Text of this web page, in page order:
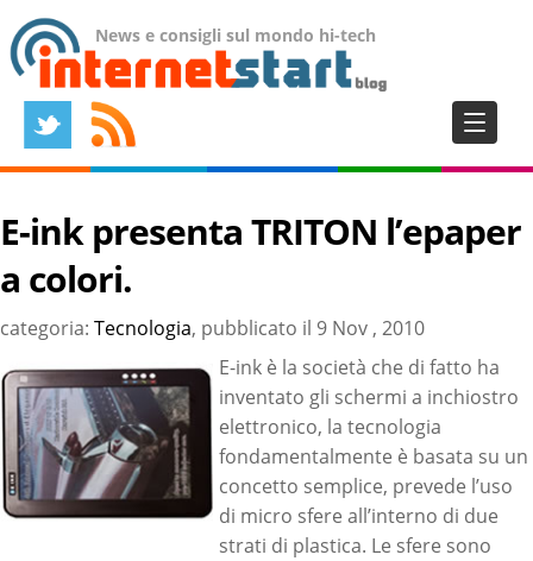
News e consigli sul mondo hi-tech
E-ink presenta TRITON l’epaper
a colori.
categoria: Tecnologia, pubblicato il 9 Nov , 2010
E-ink è la società che di fatto ha
inventato gli schermi a inchiostro
elettronico, la tecnologia
fondamentalmente è basata su un
concetto semplice, prevede l’uso
di micro sfere all’interno di due
strati di plastica. Le sfere sono